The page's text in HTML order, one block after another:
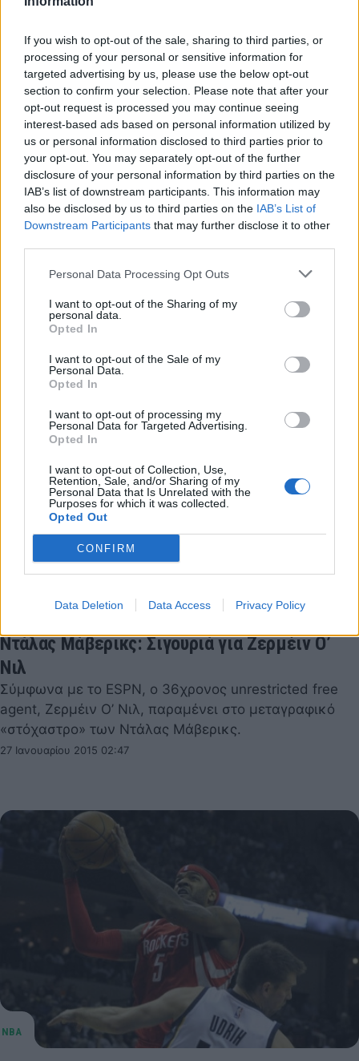
If you wish to opt-out of the sale, sharing to third parties, or
processing of your personal or sensitive information for
targeted advertising by us, please use the below opt-out
section to confirm your selection. Please note that after your
opt-out request is processed you may continue seeing
interest-based ads based on personal information utilized by
us or personal information disclosed to third parties prior to
your opt-out. You may separately opt-out of the further
disclosure of your personal information by third parties on the
IAB’s list of downstream participants. This information may
also be disclosed by us to third parties on the IAB’s List of
Downstream Participants that may further disclose it to other
Personal Data Processing Opt Outs
I want to opt-out of the Sharing of my
personal data.
Opted In
I want to opt-out of the Sale of my
Personal Data.
Opted In
I want to opt-out of processing my
Personal Data for Targeted Advertising.
Opted In
I want to opt-out of Collection, Use,
Retention, Sale, and/or Sharing of my
Personal Data that Is Unrelated with the
Purposes for which it was collected.
Opted Out
CONFIRM
Data Deletion Data Access Privacy Policy
Ντάλας Μάβερικς: Σιγουριά για Ζερμέιν Ο’
Σύμφωνα με το ESPN, o 36χρονος unrestricted free
agent, Ζερμέιν Ο’ Νιλ, παραμένει στο μεταγραφικό
«στόχαστρο» των Ντάλας Μάβερικς.
Ντάλας Μάβερικς: Σιγουριά για Ζερμέιν Ο’
Νιλ
Σύμφωνα με το ESPN, o 36χρονος unrestricted free
agent, Ζερμέιν Ο’ Νιλ, παραμένει στο μεταγραφικό
«στόχαστρο» των Ντάλας Μάβερικς.
27 Ιανουαρίου 2015 02:47